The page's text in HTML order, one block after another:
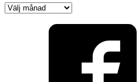
Nyhetsarkiv